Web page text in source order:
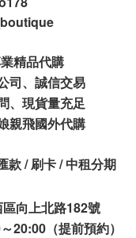
精品代購
司、誠信交易
、現貨量充足
親飛國外代購
款 / 刷卡 / 中租分期
向上北路182號
20:00（提前預約）